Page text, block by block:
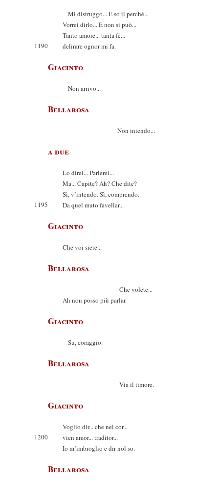
Mi distruggo... E so il perché...
Vorrei dirlo... E non si può...
Tanto amore... tanta fé...
1190
delirare ognor mi fa.
Giacinto
Non arrivo...
Bellarosa
Non intendo...
a due
Lo direi... Parlerei...
Ma... Capite? Ah? Che dite?
Sì, v’intendo. Sì, comprendo.
1195
Da quel muto favellar...
Giacinto
Che voi siete...
Bellarosa
Che volete...
Ah non posso più parlar.
Giacinto
Su, coraggio.
Bellarosa
Via il timore.
Giacinto
Voglio dir... che nel cor...
1200
vien amor... traditor...
Io m’imbroglio e dir nol so.
Bellarosa